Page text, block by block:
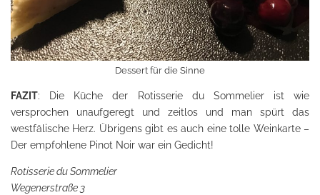
Dessert für die Sinne
FAZIT: Die Küche der Rotisserie du Sommelier ist wie
versprochen unaufgeregt und zeitlos und man spürt das
westfälische Herz. Übrigens gibt es auch eine tolle Weinkarte –
Der empfohlene Pinot Noir war ein Gedicht!
Rotisserie du Sommelier
Wegenerstraße 3